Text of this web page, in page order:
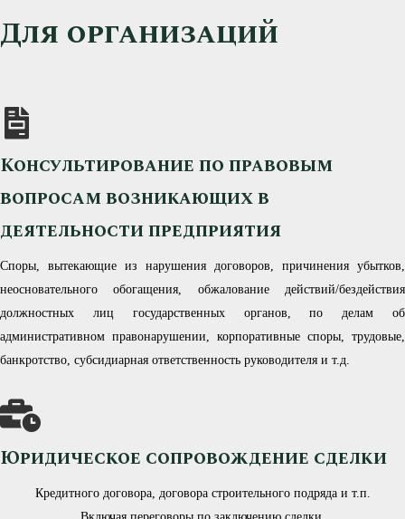
Для организаций
Консультирование по правовым
вопросам возникающих в
деятельности предприятия
Споры, вытекающие из нарушения договоров, причинения убытков,
неосновательного обогащения, обжалование действий/бездействия
должностных лиц государственных органов, по делам об
административном правонарушении, корпоративные споры, трудовые,
банкротство, субсидиарная ответственность руководителя и т.д.
Юридическое сопровождение сделки
Кредитного договора, договора строительного подряда и т.п.